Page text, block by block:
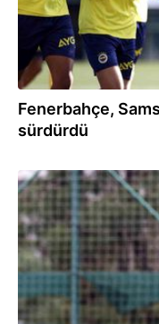
Fenerbahçe,
sürdürdü
16.01.2024